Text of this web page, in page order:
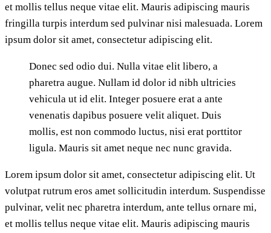
et mollis tellus neque vitae elit. Mauris adipiscing mauris
fringilla turpis interdum sed pulvinar nisi malesuada. Lorem
ipsum dolor sit amet, consectetur adipiscing elit.
Donec sed odio dui. Nulla vitae elit libero, a
pharetra augue. Nullam id dolor id nibh ultricies
vehicula ut id elit. Integer posuere erat a ante
venenatis dapibus posuere velit aliquet. Duis
mollis, est non commodo luctus, nisi erat porttitor
ligula. Mauris sit amet neque nec nunc gravida.
Lorem ipsum dolor sit amet, consectetur adipiscing elit. Ut
volutpat rutrum eros amet sollicitudin interdum. Suspendisse
pulvinar, velit nec pharetra interdum, ante tellus ornare mi,
et mollis tellus neque vitae elit. Mauris adipiscing mauris